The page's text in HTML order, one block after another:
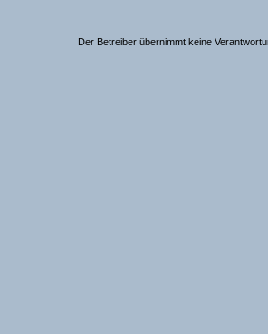
Der Betreiber übernimmt keine